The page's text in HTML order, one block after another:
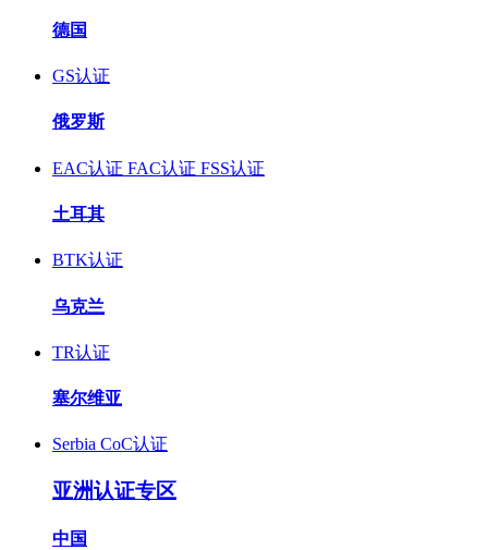
德国
GS认证
俄罗斯
EAC认证 FAC认证 FSS认证
土耳其
BTK认证
乌克兰
TR认证
塞尔维亚
Serbia CoC认证
亚洲认证专区
中国